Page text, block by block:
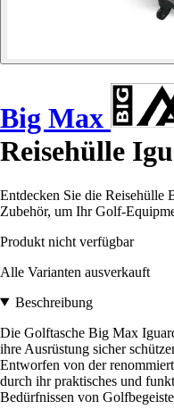
Big Max
Reisehülle
Entdecken Sie die Reisehülle
Zubehör, um Ihr Golf-
Produkt nicht verfügbar
Alle Varianten ausverkauft
Beschreibung
Die Golftasche Big Max
ihre Ausrüstung sicher
Entworfen von der
durch ihr praktisches und
Bedürfnissen von